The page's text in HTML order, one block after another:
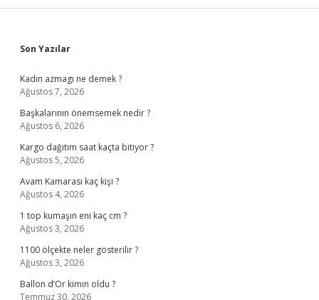
Sidebar
Son Yazılar
Kadın azmagı ne demek ?
Ağustos 7, 2026
Başkalarının önemsemek nedir ?
Ağustos 6, 2026
Kargo dağıtım saat kaçta bitiyor ?
Ağustos 5, 2026
Avam Kamarası kaç kişi ?
Ağustos 4, 2026
1 top kumaşın eni kaç cm ?
Ağustos 3, 2026
1100 ölçekte neler gösterilir ?
Ağustos 3, 2026
Ballon d’Or kimin oldu ?
Temmuz 30, 2026